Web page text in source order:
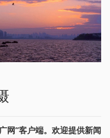
网”客户端。欢迎提供新闻